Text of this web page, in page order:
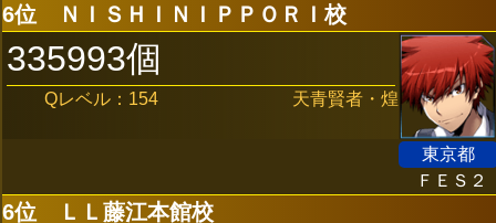
6位 ＮＩＳＨＩＮＩＰＰＯＲＩ校
335993個
Qレベル：154 天青賢者・煌
東京都
ＦＥＳ２
6位 ＬＬ藤江本館校